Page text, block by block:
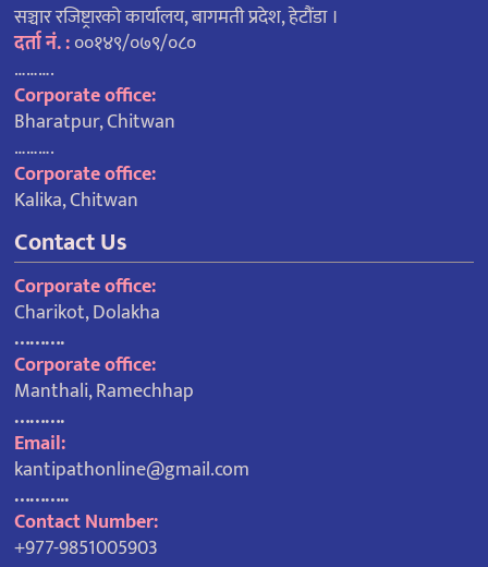
सञ्चार रजिष्ट्रारको कार्यालय, बागमती प्रदेश, हेटौंडा ।
दर्ता नं. :००१४९/०७९/०८०
……….
Corporate office:
Bharatpur, Chitwan
……….
Corporate office:
Kalika, Chitwan
Contact Us
Corporate office:
Charikot, Dolakha
……….
Corporate office:
Manthali, Ramechhap
……….
Email:
kantipathonline@gmail.com
………..
Contact Number:
+977-9851005903